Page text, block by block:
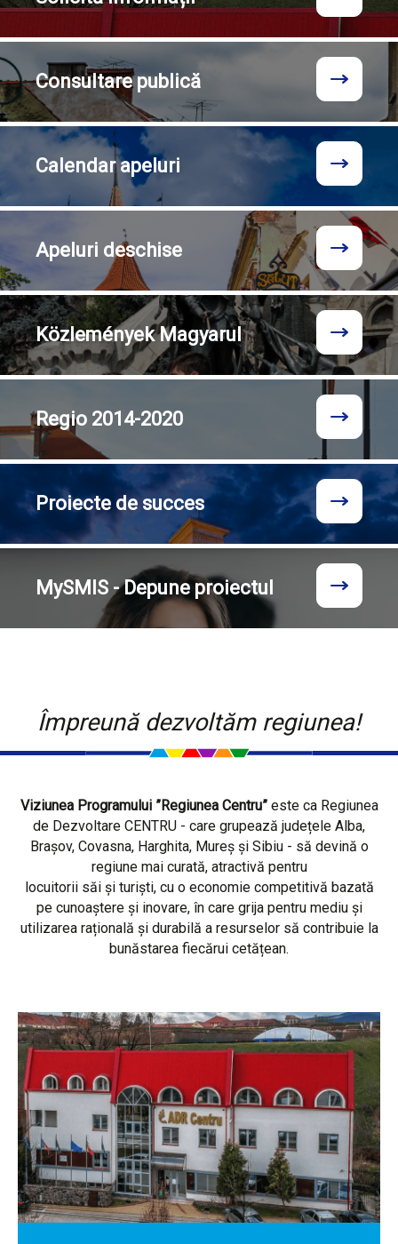
Consultarepublică
Calendarapeluri
Apeluri deschise
KözleményekMagyarul
Regio 2014-2020
Proiecte de succes
MySMIS - Depune proiectul
Împreună dezvoltăm regiunea!
Viziunea Programului ”Regiunea Centru”este ca Regiunea
de Dezvoltare CENTRU - care grupează județele Alba,
Brașov, Covasna, Harghita, Mureș și Sibiu - să devină o
regiune mai curată, atractivă pentru
locuitorii săi și turiști, cu o economie competitivă bazată
pe cunoaștere și inovare, în care grija pentru mediu și
utilizarea rațională și durabilă a resurselor să contribuie la
bunăstarea fiecărui cetățean.